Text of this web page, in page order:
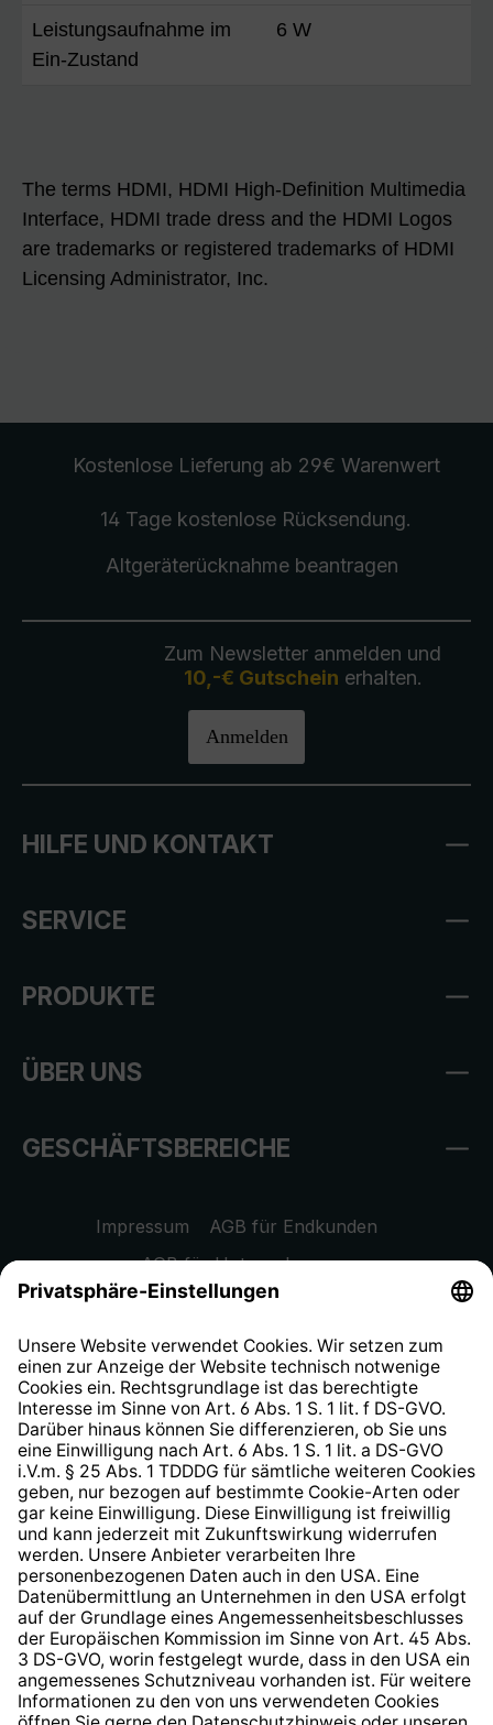
Leistungsaufnahme im
Ein-Zustand
6 W
The terms HDMI, HDMI High-Definition Multimedia
Interface, HDMI trade dress and the HDMI Logos
are trademarks or registered trademarks of HDMI
Licensing Administrator, Inc.
Kostenlose Lieferung ab 29€ Warenwert
14 Tage kostenlose Rücksendung.
Altgeräterücknahmebeantragen
Zum Newsletter anmelden und
10,-€ Gutschein erhalten.
Anmelden
HILFE UND KONTAKT
SERVICE
PRODUKTE
ÜBER UNS
GESCHÄFTSBEREICHE
Impressum
AGB für Endkunden
AGB für Unternehmen
Datenschutzhinweis
Widerrufsrecht
Hinweisgeberschutzsystem
Barrierefreiheit